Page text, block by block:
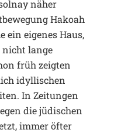
näher
Hakoah
ein eigenes Haus,
nicht lange
früh zeigten
idyllischen
In Zeitungen
die jüdischen
immer öfter